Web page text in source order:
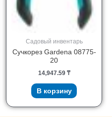
Садовый инвентарь
Сучкорез Gardena 08775-
20
14,947.59 ₸
В корзину